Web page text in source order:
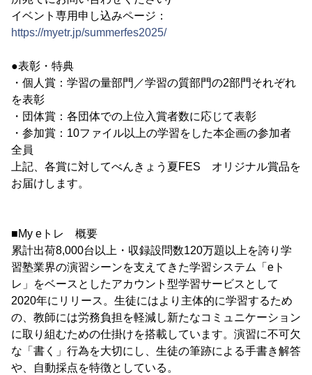
イベント専用申し込みページ：
https://myetr.jp/summerfes2025/
●表彰・特典
・個人賞：学習の量部門／学習の質部門の2部門それぞれ
を表彰
・団体賞：各団体での上位入賞者数に応じて表彰
・参加賞：10ファイル以上の学習をした本企画の参加者
全員
上記、各賞に対してべんきょう夏FES オリジナル賞品を
お届けします。
■My eトレ 概要
累計出荷8,000台以上・収録設問数120万題以上を誇り学
習塾業界の演習シーンを支えてきた学習システム「eト
レ」をベースとしたアカウント型学習サービスとして
2020年にリリース。生徒にはより主体的に学習するため
の、教師には労務負担を軽減し新たなコミュニケーション
に取り組むための仕掛けを搭載しています。演習に不可欠
な「書く」行為を大切にし、生徒の筆跡による手書き解答
や、自動採点を特徴としている。